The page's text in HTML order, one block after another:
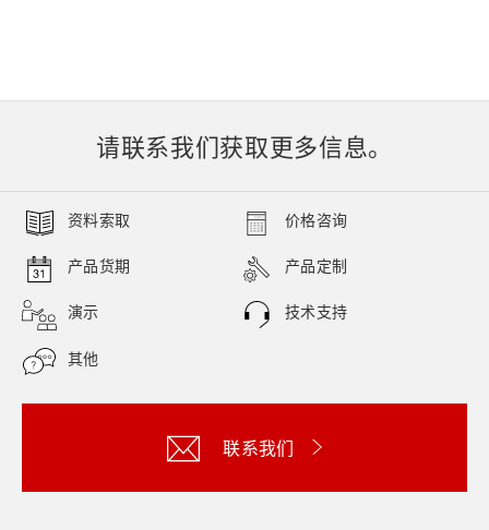
请联系我们获取更多信息。
资料索取 价格咨询
产品货期 产品定制
演示 技术支持
其他
联系我们